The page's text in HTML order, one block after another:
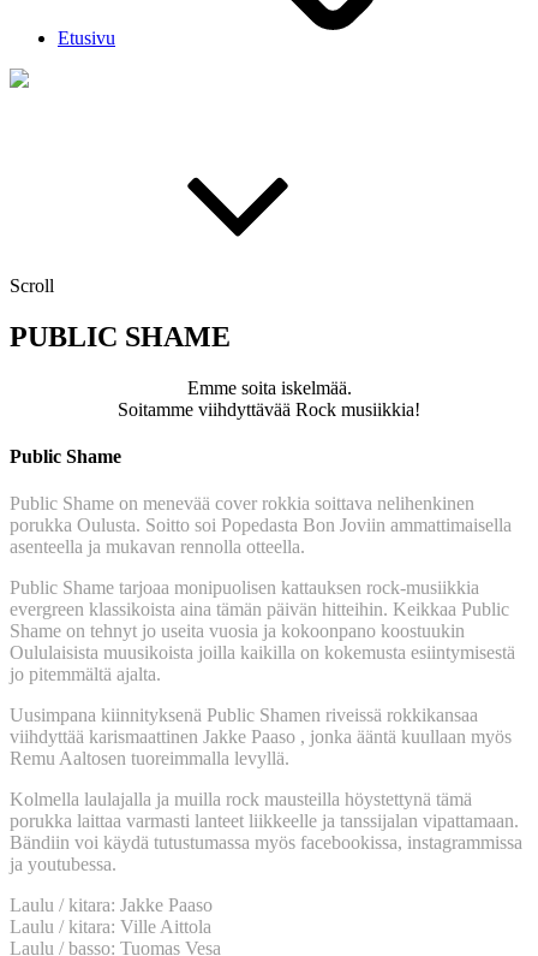
Etusivu
Scroll
PUBLIC SHAME
Emme soita iskelmää.
Soitamme viihdyttävää Rock musiikkia!
Public Shame
Public Shame on menevää cover rokkia soittava nelihenkinen
porukka Oulusta. Soitto soi Popedasta Bon Joviin ammattimaisella
asenteella ja mukavan rennolla otteella.
Public Shame tarjoaa monipuolisen kattauksen rock-musiikkia
evergreen klassikoista aina tämän päivän hitteihin. Keikkaa Public
Shame on tehnyt jo useita vuosia ja kokoonpano koostuukin
Oululaisista muusikoista joilla kaikilla on kokemusta esiintymisestä
jo pitemmältä ajalta.
Uusimpana kiinnityksenä Public Shamen riveissä rokkikansaa
viihdyttää karismaattinen Jakke Paaso , jonka ääntä kuullaan myös
Remu Aaltosen tuoreimmalla levyllä.
Kolmella laulajalla ja muilla rock mausteilla höystettynä tämä
porukka laittaa varmasti lanteet liikkeelle ja tanssijalan vipattamaan.
Bändiin voi käydä tutustumassa myös facebookissa, instagrammissa
ja youtubessa.
Laulu / kitara: Jakke Paaso
Laulu / kitara: Ville Aittola
Laulu / basso: Tuomas Vesa